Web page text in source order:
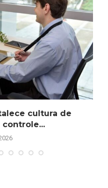
cultura de
controle...